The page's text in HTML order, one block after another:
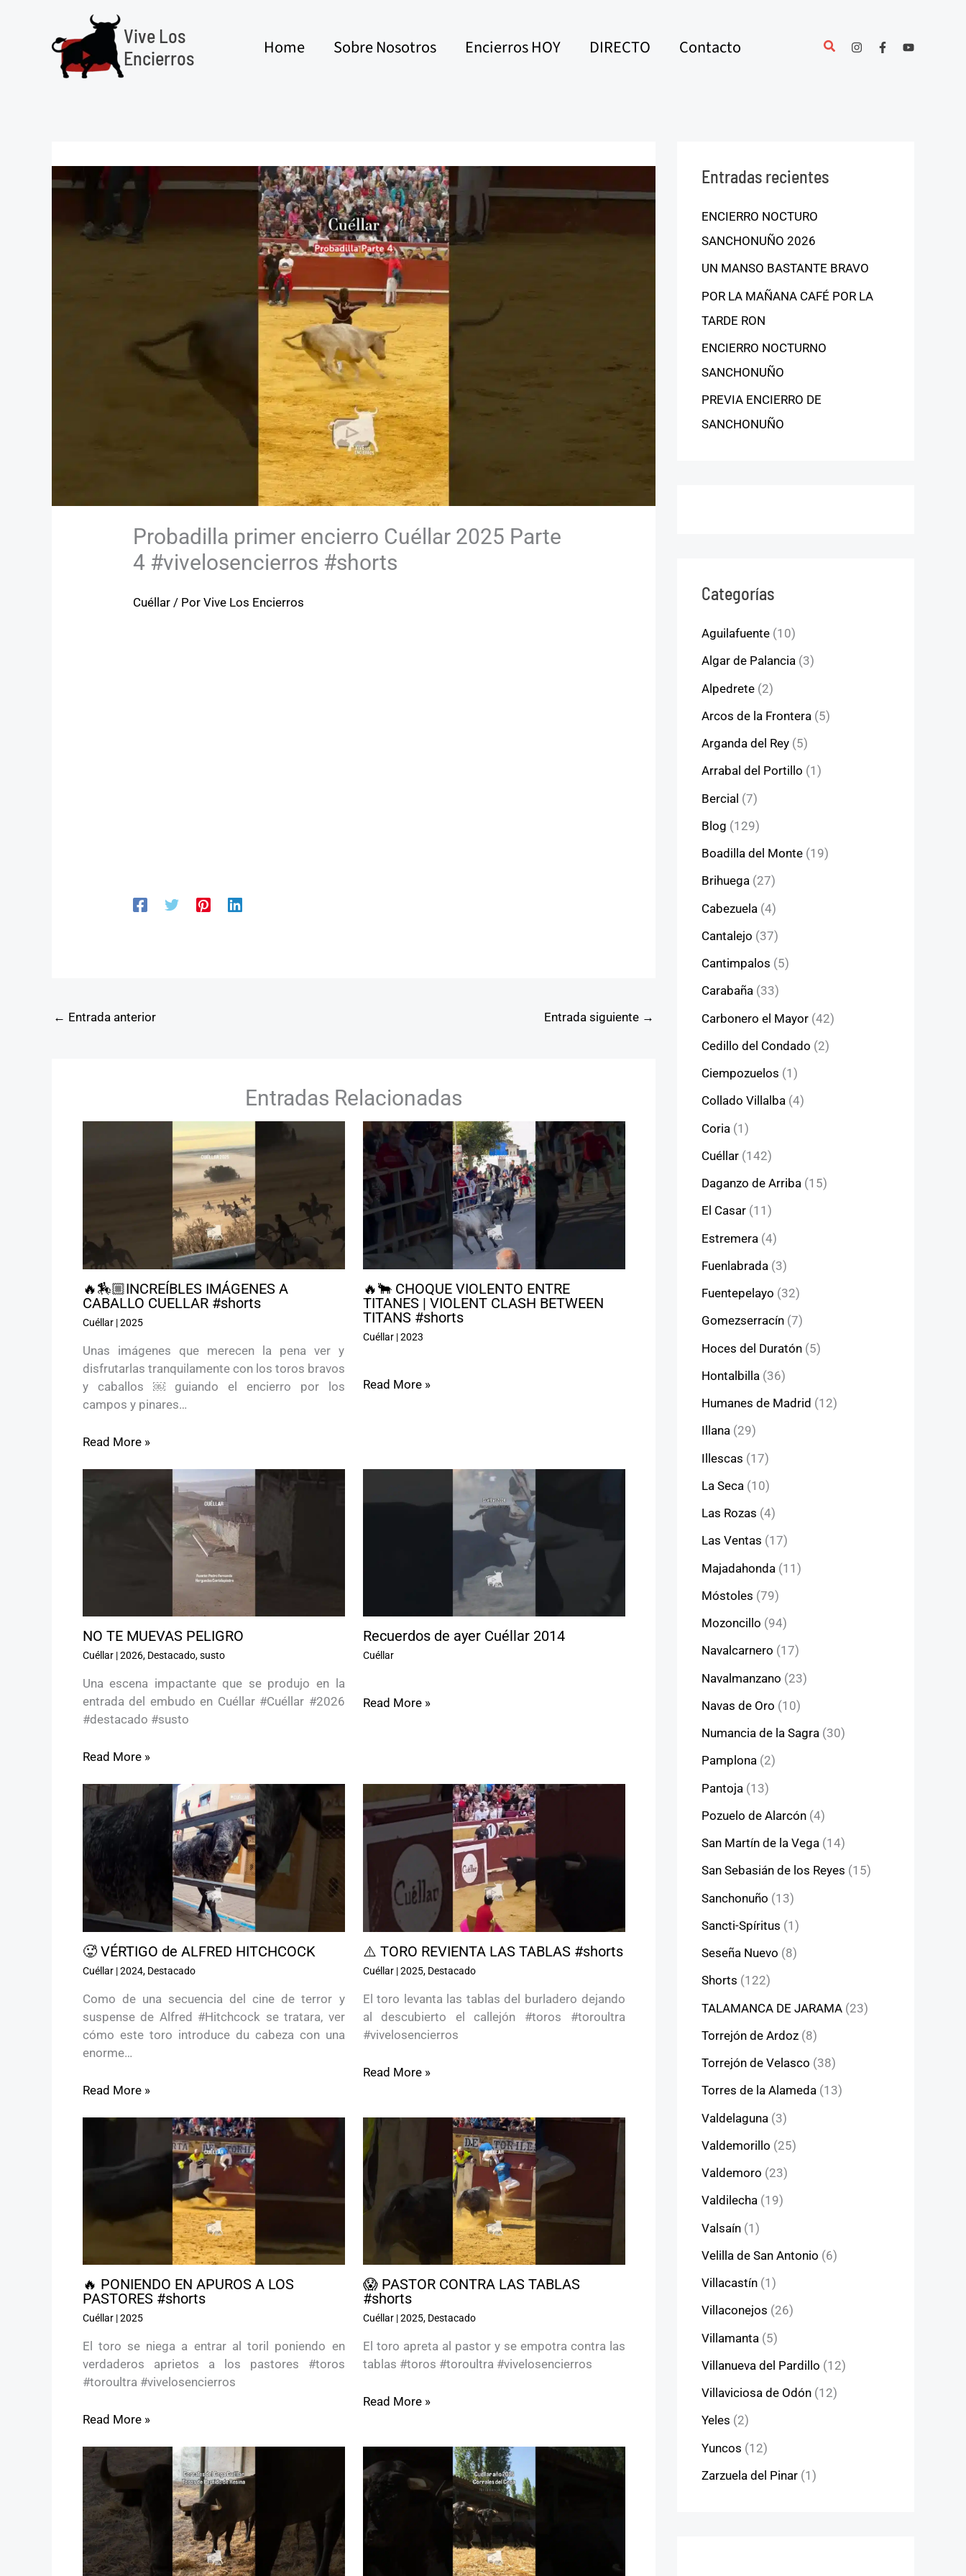
contenido
Vive Los
Encierros
Home Sobre Nosotros Encierros HOY DIRECTO Contacto
Probadilla primer encierro Cuéllar 2025 Parte
4 #vivelosencierros #shorts
Cuéllar / PorVive Los Encierros
← Entrada anterior Entrada siguiente →
Entradas Relacionadas
🔥🏇🏼INCREÍBLES IMÁGENES A
CABALLO CUELLAR #shorts
Cuéllar|2025
Unas imágenes que merecen la pena ver y
disfrutarlas tranquilamente con los toros bravos
y caballos ￼ guiando el encierro por los
campos y pinares…
Read More »
🔥🐂 CHOQUE VIOLENTO ENTRE
TITANES | VIOLENT CLASH BETWEEN
TITANS #shorts
Cuéllar|2023
Read More »
NO TE MUEVAS PELIGRO ️
Cuéllar|2026, Destacado,susto
Una escena impactante que se produjo en la
entrada del embudo en Cuéllar #Cuéllar #2026
#destacado #susto
Read More »
Recuerdos de ayer Cuéllar 2014
Cuéllar
Read More »
🥵 VÉRTIGO de ALFRED HITCHCOCK
Cuéllar|2024, Destacado
Como de una secuencia del cine de terror y
suspense de Alfred #Hitchcock se tratara, ver
cómo este toro introduce du cabeza con una
enorme…
Read More »
⚠️ TORO REVIENTA LAS TABLAS #shorts
Cuéllar|2025, Destacado
El toro levanta las tablas del burladero dejando
al descubierto el callejón #toros #toroultra
#vivelosencierros
Read More »
🔥 PONIENDO EN APUROS A LOS
PASTORES #shorts
Cuéllar|2025
El toro se niega a entrar al toril poniendo en
verdaderos aprietos a los pastores #toros
#toroultra #vivelosencierros
Read More »
😱 PASTOR CONTRA LAS TABLAS
#shorts
Cuéllar|2025, Destacado
El toro apreta al pastor y se empotra contra las
tablas #toros #toroultra #vivelosencierros
Read More »
Entradas recientes
ENCIERRO NOCTURO
SANCHONUÑO 2026
UN MANSO BASTANTE BRAVO
POR LA MAÑANA CAFÉ POR LA
TARDE RON
ENCIERRO NOCTURNO
SANCHONUÑO
PREVIA ENCIERRO DE
SANCHONUÑO
Categorías
Aguilafuente (10)
Algar de Palancia (3)
Alpedrete (2)
Arcos de la Frontera (5)
Arganda del Rey (5)
Arrabal del Portillo (1)
Bercial (7)
Blog (129)
Boadilla del Monte (19)
Brihuega (27)
Cabezuela (4)
Cantalejo (37)
Cantimpalos (5)
Carabaña (33)
Carbonero el Mayor (42)
Cedillo del Condado (2)
Ciempozuelos (1)
Collado Villalba (4)
Coria (1)
Cuéllar (142)
Daganzo de Arriba (15)
El Casar (11)
Estremera (4)
Fuenlabrada (3)
Fuentepelayo (32)
Gomezserracín (7)
Hoces del Duratón (5)
Hontalbilla (36)
Humanes de Madrid (12)
Illana (29)
Illescas (17)
La Seca (10)
Las Rozas (4)
Las Ventas (17)
Majadahonda (11)
Móstoles (79)
Mozoncillo (94)
Navalcarnero (17)
Navalmanzano (23)
Navas de Oro (10)
Numancia de la Sagra (30)
Pamplona (2)
Pantoja (13)
Pozuelo de Alarcón (4)
San Martín de la Vega (14)
San Sebasián de los Reyes (15)
Sanchonuño (13)
Sancti-Spíritus (1)
Seseña Nuevo (8)
Shorts (122)
TALAMANCA DE JARAMA (23)
Torrejón de Ardoz (8)
Torrejón de Velasco (38)
Torres de la Alameda (13)
Valdelaguna (3)
Valdemorillo (25)
Valdemoro (23)
Valdilecha (19)
Valsaín (1)
Velilla de San Antonio (6)
Villacastín (1)
Villaconejos (26)
Villamanta (5)
Villanueva del Pardillo (12)
Villaviciosa de Odón (12)
Yeles (2)
Yuncos (12)
Zarzuela del Pinar (1)